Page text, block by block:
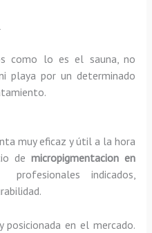
como lo es el sauna, no
playa por un determinado
muy eficaz y útil a la hora
demicropigmentacion en
indicados,
posicionada en el mercado.